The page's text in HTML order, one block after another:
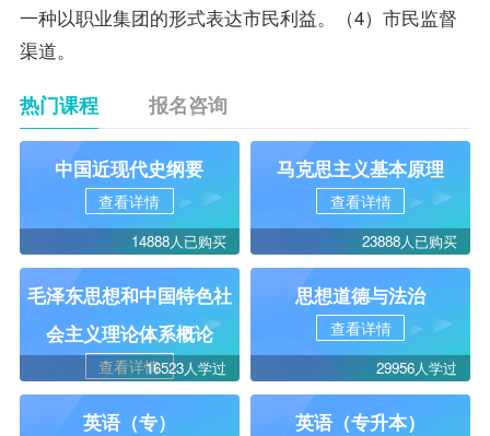
一种以职业集团的形式表达市民利益。（4）市民监督
渠道。
热门课程 报名咨询
中国近现代史纲要
查看详情
14888人已购买
马克思主义基本原理
查看详情
23888人已购买
毛泽东思想和中国特色社
会主义理论体系概论
查看详情16523人学过
思想道德与法治
查看详情
29956人学过
英语（专） 英语（专升本）